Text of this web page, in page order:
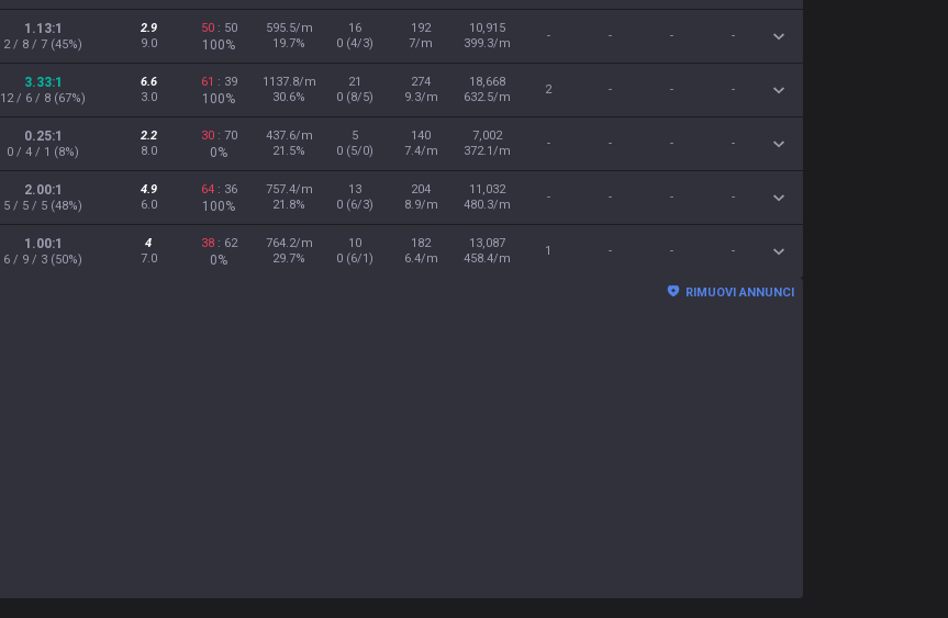
1.13:1
2 / 8 / 7 (45%)
2.9
9.0
50: 50
100%
595.5/m
19.7%
16
0 (4/3)
192
7/m
10,915
399.3/m
- - - -
3.33:1
12 / 6 / 8 (67%)
6.6
3.0
61 : 39
100%
1137.8/m
30.6%
21
0 (8/5)
274
9.3/m
18,668
632.5/m
2 - - -
0.25:1
0 / 4 / 1 (8%)
2.2
8.0
30: 70
0%
437.6/m
21.5%
5
0 (5/0)
140
7.4/m
7,002
372.1/m
- - - -
2.00:1
5 / 5 / 5 (48%)
4.9
6.0
64: 36
100%
757.4/m
21.8%
13
0 (6/3)
204
8.9/m
11,032
480.3/m
- - - -
1.00:1
6 / 9 / 3 (50%)
4
7.0
38: 62
0%
764.2/m
29.7%
10
0 (6/1)
182
6.4/m
13,087
458.4/m
1 - - -
RIMUOVI ANNUNCI